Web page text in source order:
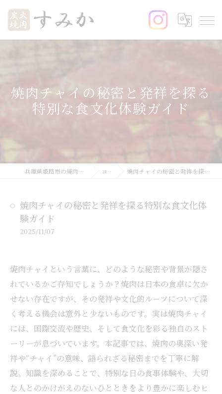
焼肉チャイの秘密と発祥を探る
特別な食文化体験ガイド
兵庫県姫路市の焼肉なら炭火焼肉 すみか コラム 焼肉チャイの秘密と発祥を探る特別な食文化体験ガイド
焼肉チャイの秘密と発祥を探る特別な食文化体
験ガイド
2025/11/07
焼肉チャイという言葉に、どのような秘密や背景が隠さ
れているかご存知でしょうか？焼肉は日本の食卓に欠か
せない存在ですが、その発祥や文化的ルーツについて深
く考える機会は意外と少ないものです。実は焼肉チャイ
には、国際交流や歴史、そして食文化を彩る独自のスト
ーリーが息づいています。本記事では、焼肉の奥深い発
祥や“チャイ”の意味、語られざる秘密までを丁寧に解
説。知識を深めることで、特別な日の食事体験や、大切
な人とのかけがえのないひとときをより豊かに楽しむヒ